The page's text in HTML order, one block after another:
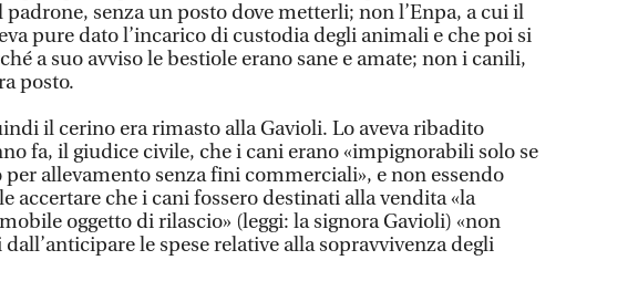
padrone, senza un posto dove metterli; non l’Enpa, a cui il
pure dato l’incarico di custodia degli animali e che poi si
a suo avviso le bestiole erano sane e amate; non i canili,
posto.
il cerino era rimasto alla Gavioli. Lo aveva ribadito
fa, il giudice civile, che i cani erano «impignorabili solo se
per allevamento senza fini commerciali», e non essendo
accertare che i cani fossero destinati alla vendita «la
oggetto di rilascio» (leggi: la signora Gavioli) «non
le spese relative alla sopravvivenza degli